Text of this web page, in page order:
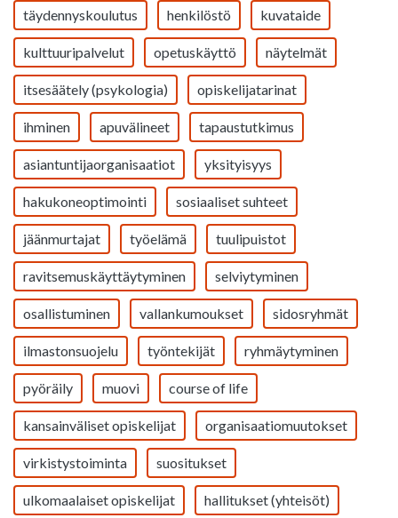
täydennyskoulutus henkilöstö kuvataide
kulttuuripalvelut opetuskäyttö näytelmät
itsesäätely (psykologia) opiskelijatarinat
ihminen apuvälineet tapaustutkimus
asiantuntijaorganisaatiot yksityisyys
hakukoneoptimointi sosiaaliset suhteet
jäänmurtajat työelämä tuulipuistot
ravitsemuskäyttäytyminen selviytyminen
osallistuminen vallankumoukset sidosryhmät
ilmastonsuojelu työntekijät ryhmäytyminen
pyöräily muovi course of life
kansainväliset opiskelijat organisaatiomuutokset
virkistystoiminta suositukset
ulkomaalaiset opiskelijat hallitukset (yhteisöt)